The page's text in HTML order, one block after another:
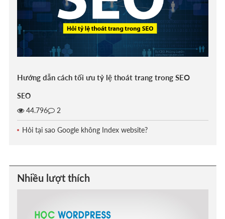
Hướng dẫn cách tối ưu tỷ lệ thoát trang trong SEO
SEO
44.796
2
Hỏi tại sao Google không Index website?
Nhiều lượt thích